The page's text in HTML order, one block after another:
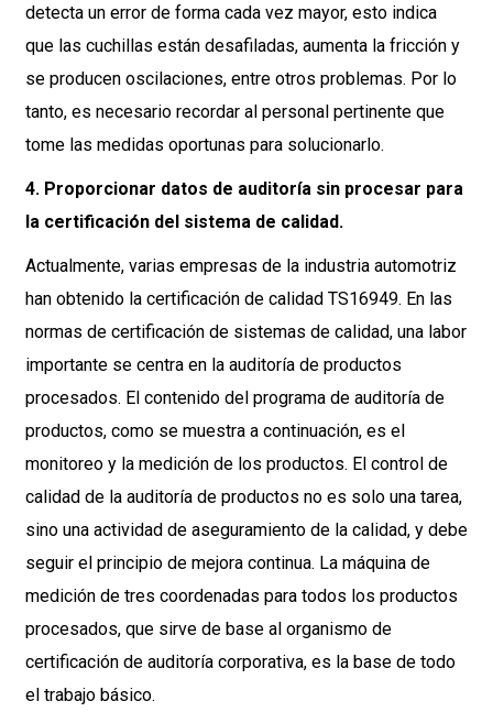
detecta un error de forma cada vez mayor, esto indica
que las cuchillas están desafiladas, aumenta la fricción y
se producen oscilaciones, entre otros problemas. Por lo
tanto, es necesario recordar al personal pertinente que
tome las medidas oportunas para solucionarlo.
4. Proporcionar datos de auditoría sin procesar para
la certificación del sistema de calidad.
Actualmente, varias empresas de la industria automotriz
han obtenido la certificación de calidad TS16949. En las
normas de certificación de sistemas de calidad, una labor
importante se centra en la auditoría de productos
procesados. El contenido del programa de auditoría de
productos, como se muestra a continuación, es el
monitoreo y la medición de los productos. El control de
calidad de la auditoría de productos no es solo una tarea,
sino una actividad de aseguramiento de la calidad, y debe
seguir el principio de mejora continua. La máquina de
medición de tres coordenadas para todos los productos
procesados, que sirve de base al organismo de
certificación de auditoría corporativa, es la base de todo
el trabajo básico.